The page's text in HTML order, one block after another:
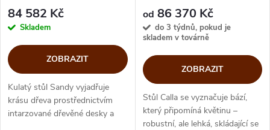
84 582 Kč
Skladem
ZOBRAZIT
Kulatý stůl Sandy vyjadřuje
krásu dřeva prostřednictvím
intarzované dřevěné desky a
od 86 370 Kč
do 3 týdnů, pokud je
skladem v továrně
ZOBRAZIT
Stůl Calla se vyznačuje bází,
který připomíná květinu –
robustní, ale lehká, skládající se